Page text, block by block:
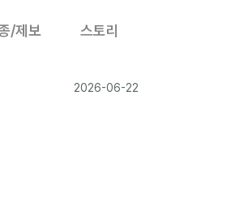
/제보 스토리
2026-06-22